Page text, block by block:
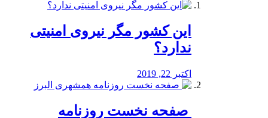
این کشور مگر نیروی امنیتی
ندارد؟
اکتبر 22, 2019
️ صفحه نخست روزنامه‌